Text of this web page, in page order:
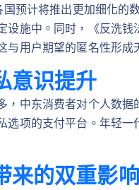
预计将推出更加细化的
设施中。同时，《反洗
与用户期望的匿名性形成
意识提升
，中东消费者对个人数
选项的支付平台。年轻
来的双重影响